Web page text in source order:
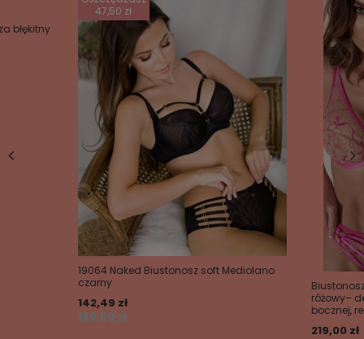
błękitny
47,50 zł
19064 Naked Biustonosz soft Mediolano
czarny
189,99 zł
142,49 zł
różowy–
bocznej,
219,00 zł